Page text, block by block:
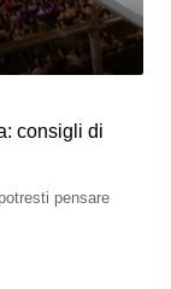
consigli di
pensare